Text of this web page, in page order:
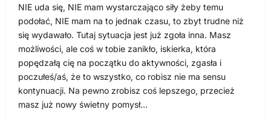
NIE uda się, NIE mam wystarczająco siły żeby temu
podołać, NIE mam na to jednak czasu, to zbyt trudne niż
się wydawało. Tutaj sytuacja jest już zgoła inna. Masz
możliwości, ale coś w tobie zanikło, iskierka, która
popędzałą cię na początku do aktywności, zgasła i
poczułeś/aś, że to wszystko, co robisz nie ma sensu
kontynuacji. Na pewno zrobisz coś lepszego, przecież
masz już nowy świetny pomysł…